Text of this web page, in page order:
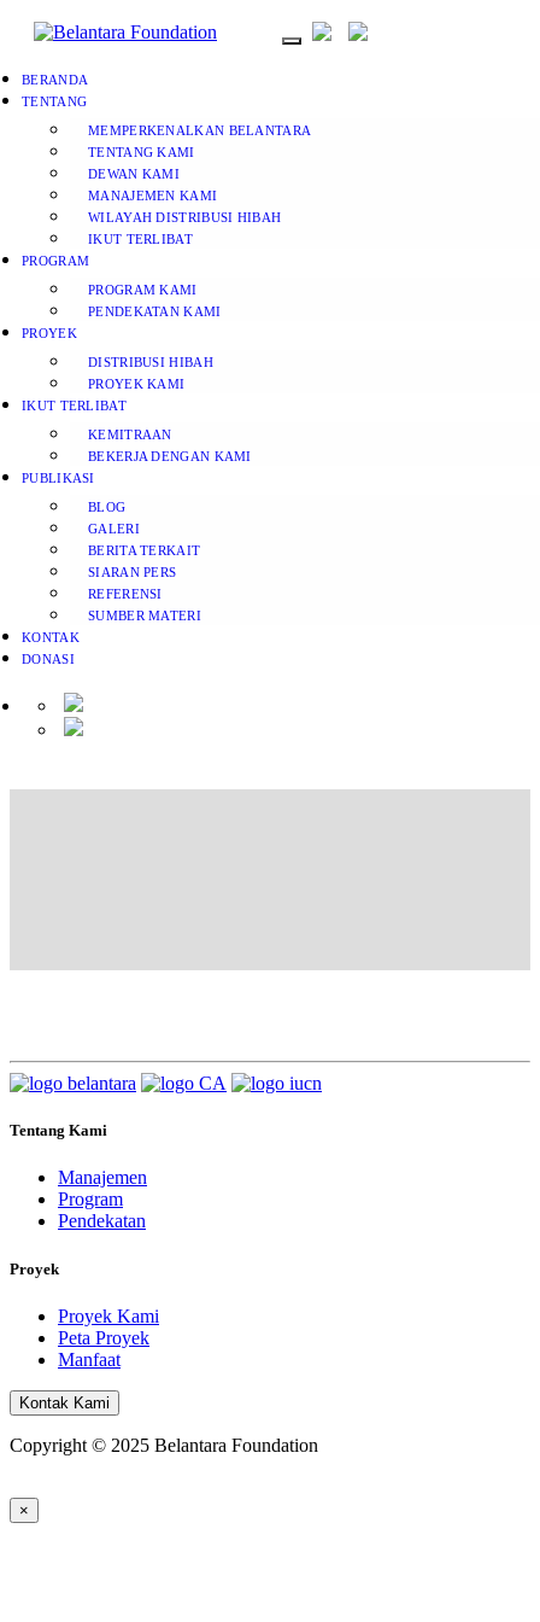
BERANDA
TENTANG
MEMPERKENALKAN BELANTARA
TENTANG KAMI
DEWAN KAMI
MANAJEMEN KAMI
WILAYAH DISTRIBUSI HIBAH
IKUT TERLIBAT
PROGRAM
PROGRAM KAMI
PENDEKATAN KAMI
PROYEK
DISTRIBUSI HIBAH
PROYEK KAMI
IKUT TERLIBAT
KEMITRAAN
BEKERJA DENGAN KAMI
PUBLIKASI
BLOG
GALERI
BERITA TERKAIT
SIARAN PERS
REFERENSI
SUMBER MATERI
KONTAK
DONASI
Tentang Kami
Manajemen
Program
Pendekatan
Proyek
Proyek Kami
Peta Proyek
Manfaat
Kontak Kami
Copyright © 2025 Belantara Foundation
×